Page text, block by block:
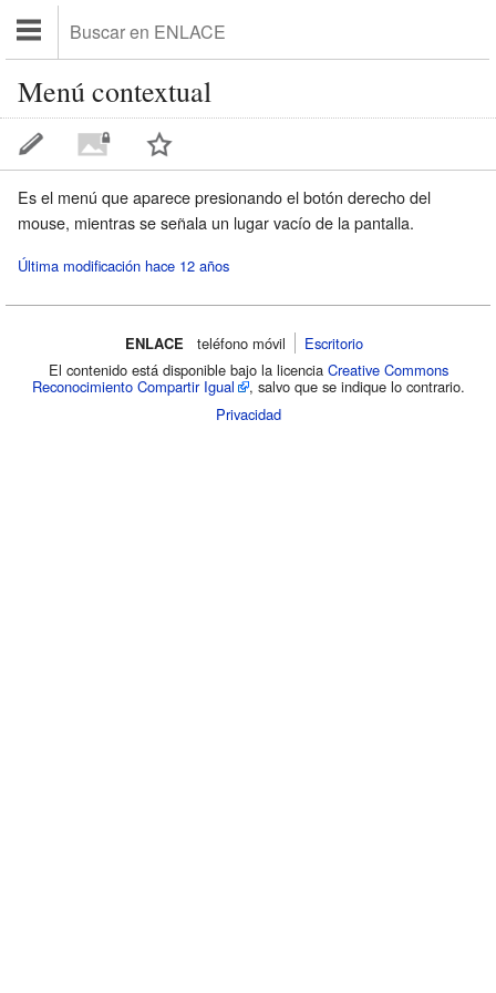
Menú contextual
Es el menú que aparece presionando el botón derecho del
mouse, mientras se señala un lugar vacío de la pantalla.
Última modificación hace 12 años
ENLACE teléfono móvil‌
Escritorio
El contenido está disponible bajo la licencia Creative Commons
Reconocimiento Compartir Igual
, salvo que se indique lo contrario.
Privacidad